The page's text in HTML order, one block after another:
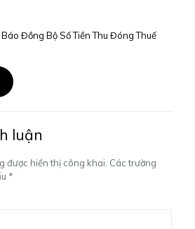
Đồng Bộ Số Tiền Thu Đóng Thuế
luận
được hiển thị công khai. Các trường
*